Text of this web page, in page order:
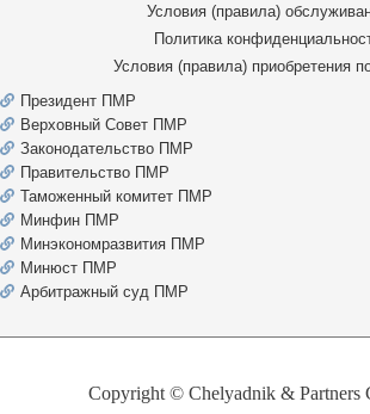
Условия (правила)
Политика
Условия (правила) приобретения
Президент ПМР
Верховный Совет ПМР
Законодательство ПМР
Правительство ПМР
Таможенный комитет ПМР
Минфин ПМР
Минэкономразвития ПМР
Минюст ПМР
Арбитражный суд ПМР
Copyright © Chelyadnik & Partners